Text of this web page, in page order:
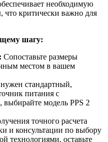
необходимую
что критически важно для
шагу:
Сопоставьте размеры
местом в вашем
стандартный,
питания с
выбирайте модель PPS 2
точного расчета
и консультации по выбору
технологиями, оставьте